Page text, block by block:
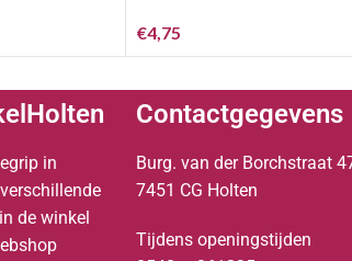
€4,75
in
de winkel
Contactgegevens
Burg. van der Borchstraat
7451 CG Holten
Tijdens openingstijden